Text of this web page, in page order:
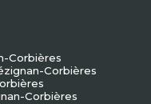
Corbières
Corbières
Corbières